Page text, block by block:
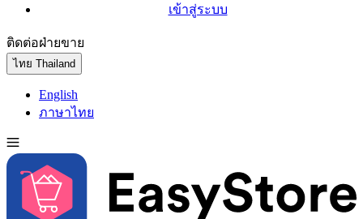
เข้าสู่ระบบ
ติดต่อฝ่ายขาย
ไทย Thailand
English
ภาษาไทย